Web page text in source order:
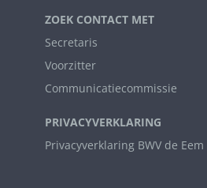
ZOEK CONTACT MET
Secretaris
Voorzitter
Communicatiecommissie
PRIVACYVERKLARING
Privacyverklaring BWV de Eem